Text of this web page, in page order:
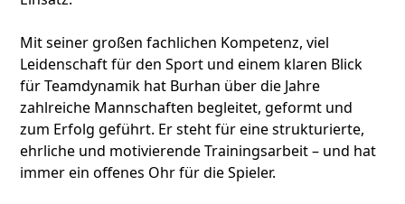
Mit seiner großen fachlichen Kompetenz, viel
Leidenschaft für den Sport und einem klaren Blick
für Teamdynamik hat Burhan über die Jahre
zahlreiche Mannschaften begleitet, geformt und
zum Erfolg geführt. Er steht für eine strukturierte,
ehrliche und motivierende Trainingsarbeit – und hat
immer ein offenes Ohr für die Spieler.